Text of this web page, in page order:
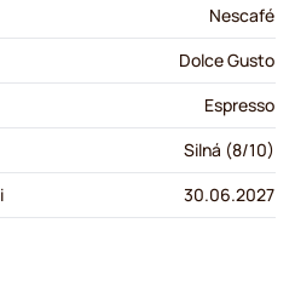
Nescafé
Dolce Gusto
Espresso
Silná (8/10)
30.06.2027